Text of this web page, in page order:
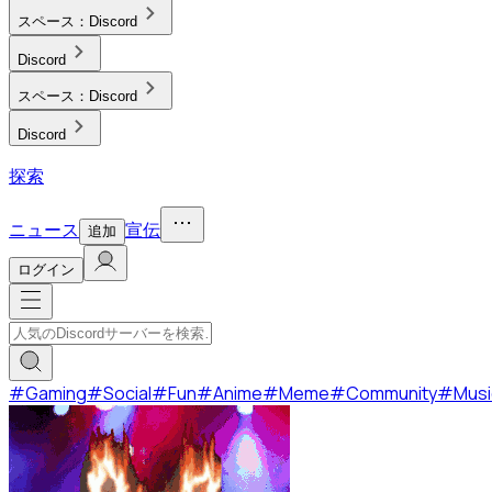
スペース： Discord
Discord
スペース： Discord
Discord
探索
ニュース 追加 宣伝
ログイン
#Gaming#Social#Fun#Anime#Meme#Community#